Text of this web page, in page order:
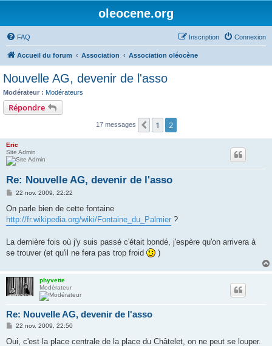
oleocene.org
FAQ Connexion
Inscription
Accueil du forum Association Association oléocène
Nouvelle AG, devenir de l'asso
Modérateur : Modérateurs
Répondre
17 messages Précédent
1 2
Eric
Site Admin
Re: Nouvelle AG, devenir de l'asso
M
s
a
22 nov. 2009, 22:22
On parle bien de cette fontaine
http://fr.wikipedia.org/wiki/Fontaine_du_Palmier ?
La dernière fois où j'y suis passé c'était bondé, j'espère qu'on arrivera à
se trouver (et qu'il ne fera pas trop froid
)
phyvette
Modérateur
Re: Nouvelle AG, devenir de l'asso
M
s
22 nov. 2009, 22:50
Oui, c'est la place centrale de la place du Châtelet, on ne peut se louper.